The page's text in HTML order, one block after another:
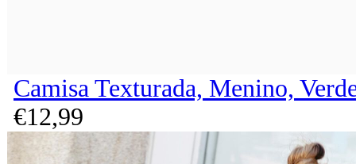
Camisa Texturada, Menino,
€12,99